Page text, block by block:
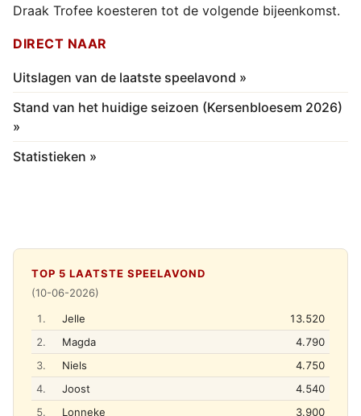
Draak Trofee koesteren tot de volgende bijeenkomst.
DIRECT NAAR
Uitslagen van de laatste speelavond »
Stand van het huidige seizoen (Kersenbloesem 2026)
»
Statistieken »
TOP 5 LAATSTE SPEELAVOND
(10-06-2026)
1.
Jelle
13.520
2.
Magda
4.790
3.
Niels
4.750
4.
Joost
4.540
5.
Lonneke 3.900